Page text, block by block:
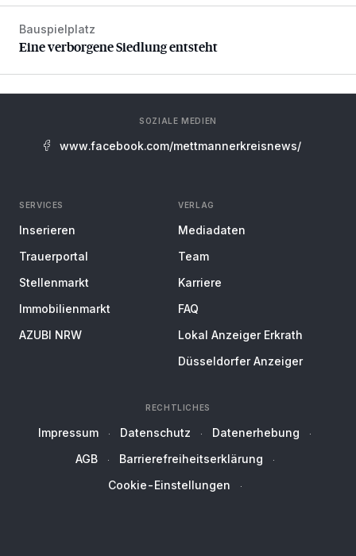
Eine verborgene Siedlung entsteht
Bauspielplatz
Eine verborgene Siedlung entsteht
SOZIALE MEDIEN
www.facebook.com/mettmannerkreisnews/
SERVICES
Inserieren
Trauerportal
Stellenmarkt
Immobilienmarkt
AZUBI NRW
VERLAG
Mediadaten
Team
Karriere
FAQ
Lokal Anzeiger Erkrath
Düsseldorfer Anzeiger
RECHTLICHES
Impressum Datenschutz
Datenerhebung
AGB
Barrierefreiheitserklärung
Cookie-Einstellungen